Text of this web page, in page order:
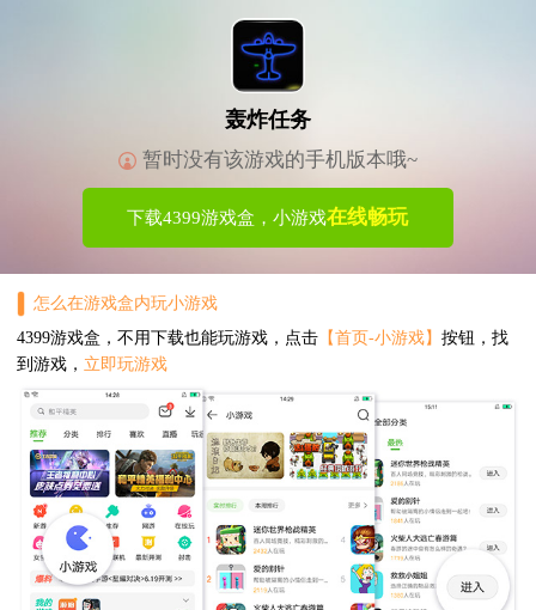
轰炸任务
暂时没有该游戏的手机版本哦~
下载4399游戏盒，小游戏在线畅玩
怎么在游戏盒内玩小游戏
4399游戏盒，不用下载也能玩游戏，点击【首页-小游戏】 按钮，找
到游戏， 立即玩游戏